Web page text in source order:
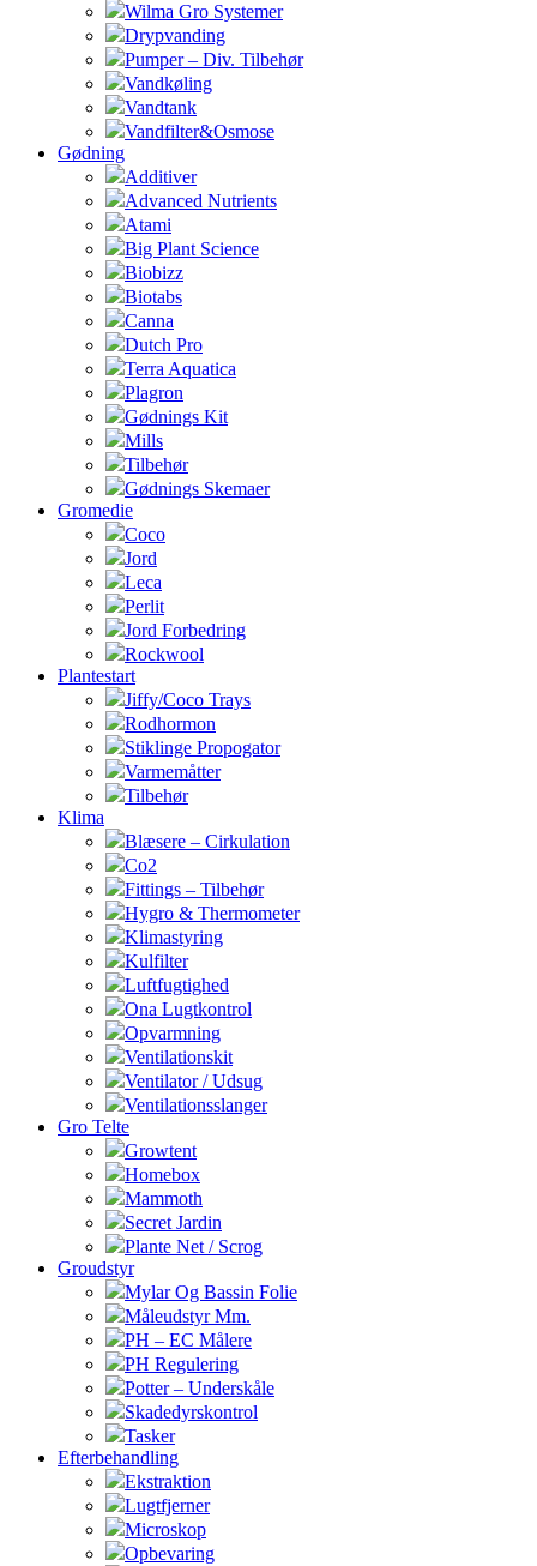
Wilma Gro Systemer
Drypvanding
Pumper – Div. Tilbehør
Vandkøling
Vandtank
Vandfilter&Osmose
Gødning
Additiver
Advanced Nutrients
Atami
Big Plant Science
Biobizz
Biotabs
Canna
Dutch Pro
Terra Aquatica
Plagron
Gødnings Kit
Mills
Tilbehør
Gødnings Skemaer
Gromedie
Coco
Jord
Leca
Perlit
Jord Forbedring
Rockwool
Plantestart
Jiffy/Coco Trays
Rodhormon
Stiklinge Propogator
Varmemåtter
Tilbehør
Klima
Blæsere – Cirkulation
Co2
Fittings – Tilbehør
Hygro & Thermometer
Klimastyring
Kulfilter
Luftfugtighed
Ona Lugtkontrol
Opvarmning
Ventilationskit
Ventilator / Udsug
Ventilationsslanger
Gro Telte
Growtent
Homebox
Mammoth
Secret Jardin
Plante Net / Scrog
Groudstyr
Mylar Og Bassin Folie
Måleudstyr Mm.
PH – EC Målere
PH Regulering
Potter – Underskåle
Skadedyrskontrol
Tasker
Efterbehandling
Ekstraktion
Lugtfjerner
Microskop
Opbevaring